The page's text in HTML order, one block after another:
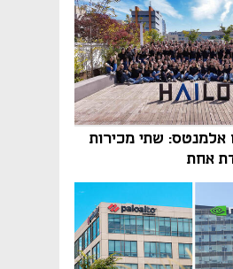
אלמנטס: שתי מכירות
אחת